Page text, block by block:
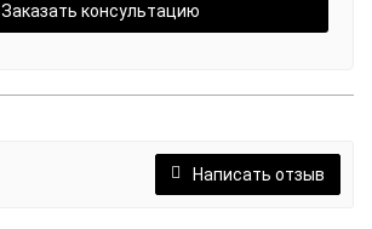
Заказать консультацию
Написать отзыв